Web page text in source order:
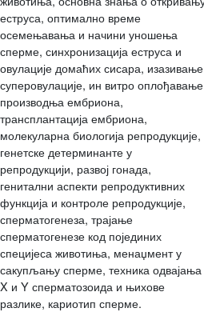
еструса, оптимално време
осемењавања и начини уношења
сперме, синхронизација еструса и
овулације домаћих сисара, изазивање
суперовулације, ин витро
производња ембриона,
трансплантација ембриона,
молекуларна биологија репродукције,
генетске детерминанте у
репродукцији, развој гонада,
генитални аспекти репродуктивних
функција и контроле репродукције,
сперматогенеза, трајање
сперматогенезе код појединих
специјеса животиња, менаџмент у
сакупљању сперме, техника одвајања
X и Y сперматозоида и њихове
разлике, кариотип сперме.